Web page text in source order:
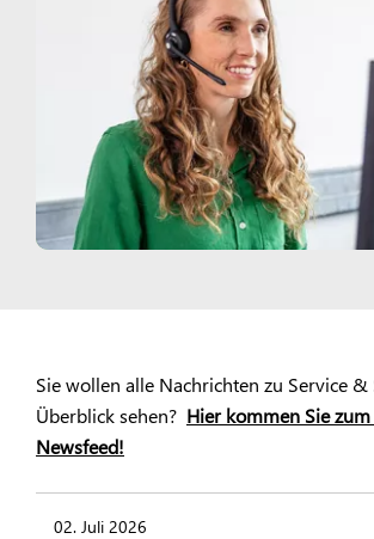
Sie wollen alle Nachrichten zu Service
Überblick sehen? Hier kommen Sie
Newsfeed!
02. Juli 2026